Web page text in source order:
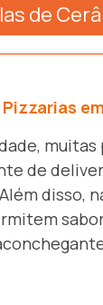
de
muitas
de
disso,